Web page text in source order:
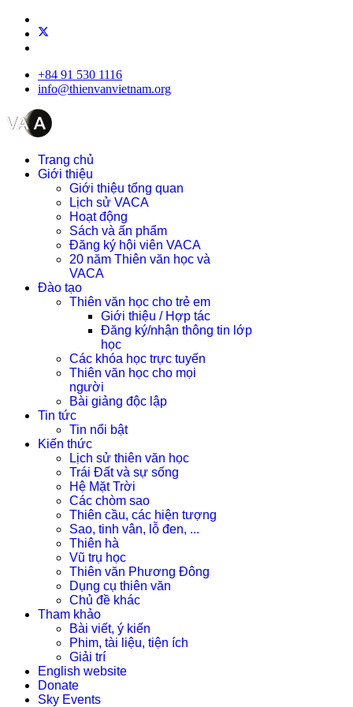
+84 91 530 1116
info@thienvanvietnam.org
Trang chủ
Giới thiệu
Giới thiệu tổng quan
Lịch sử VACA
Hoạt động
Sách và ấn phẩm
Đăng ký hội viên VACA
20 năm Thiên văn học và
VACA
Đào tạo
Thiên văn học cho trẻ em
Giới thiệu / Hợp tác
Đăng ký/nhận thông tin lớp
học
Các khóa học trực tuyến
Thiên văn học cho mọi
người
Bài giảng độc lập
Tin tức
Tin nổi bật
Kiến thức
Lịch sử thiên văn học
Trái Đất và sự sống
Hệ Mặt Trời
Các chòm sao
Thiên cầu, các hiện tượng
Sao, tinh vân, lỗ đen, ...
Thiên hà
Vũ trụ học
Thiên văn Phương Đông
Dụng cụ thiên văn
Chủ đề khác
Tham khảo
Bài viết, ý kiến
Phim, tài liệu, tiện ích
Giải trí
English website
Donate
Sky Events